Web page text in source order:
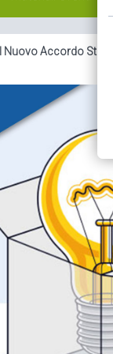
Il Nuovo Accordo